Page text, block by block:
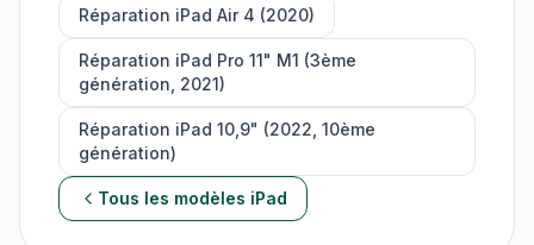
Réparation iPad Air 4 (2020)
Réparation iPad Pro 11" M1 (3ème
génération, 2021)
Réparation iPad 10,9" (2022, 10ème
génération)
Tous les modèles iPad